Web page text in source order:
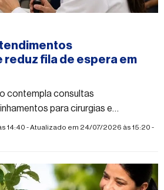
fila de espera em
contempla consultas
para cirurgias e
à saúde ocular
14:40 - Atualizado em 24/07/2026 às 15:20 -